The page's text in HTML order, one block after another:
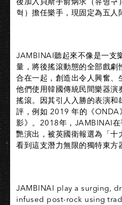
혁）擔任樂手，現固定為五人
JAMBINAI聽起來不像是一支
量，將後搖滾動態的全部戲劇
合在一起，創造出令人興奮、
他們使用韓國傳統民間樂器演
搖滾。因其引人入勝的表演和
評，例如 2019 年的《ONDA
影》。2018年，JAMBINAI
艷演出，被英國衛報選為「十
看到這支潛力無限的獨特東方
JAMBINAI play a surging,
infused post-rock using